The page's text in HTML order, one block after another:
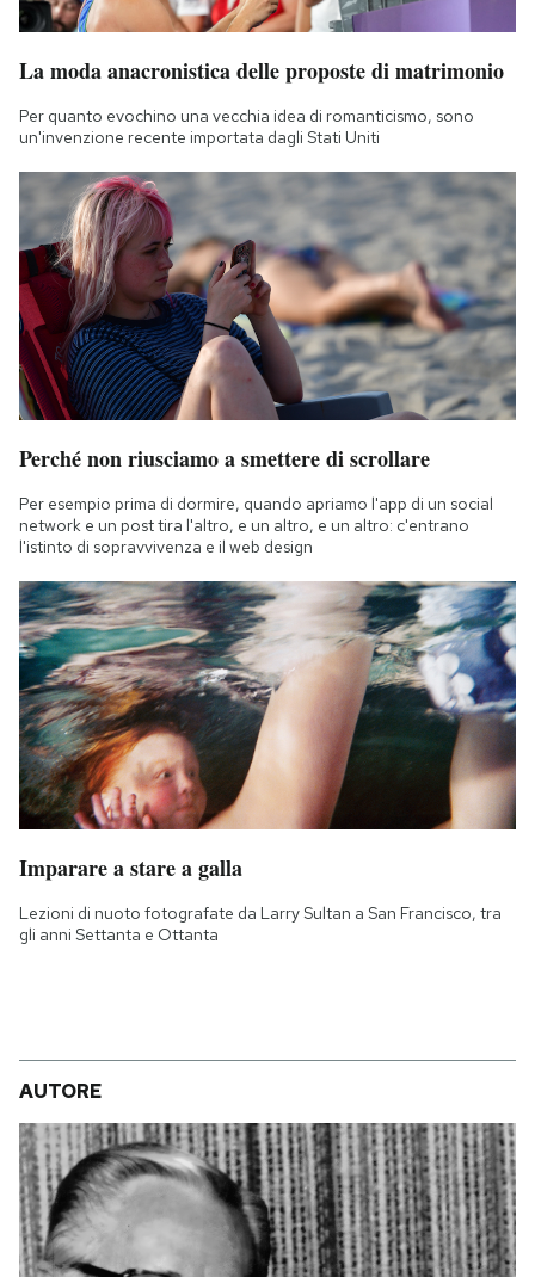
Area Personale
Notifiche mobile
Regala il Post
Hai bisogno di aiuto?
Esci
La moda anacronistica delle proposte di matrimonio
Per quanto evochino una vecchia idea di romanticismo, sono
un'invenzione recente importata dagli Stati Uniti
Perché non riusciamo a smettere di scrollare
Per esempio prima di dormire, quando apriamo l'app di un social
network e un post tira l'altro, e un altro, e un altro: c'entrano
l'istinto di sopravvivenza e il web design
Imparare a stare a galla
Lezioni di nuoto fotografate da Larry Sultan a San Francisco, tra
gli anni Settanta e Ottanta
AUTORE